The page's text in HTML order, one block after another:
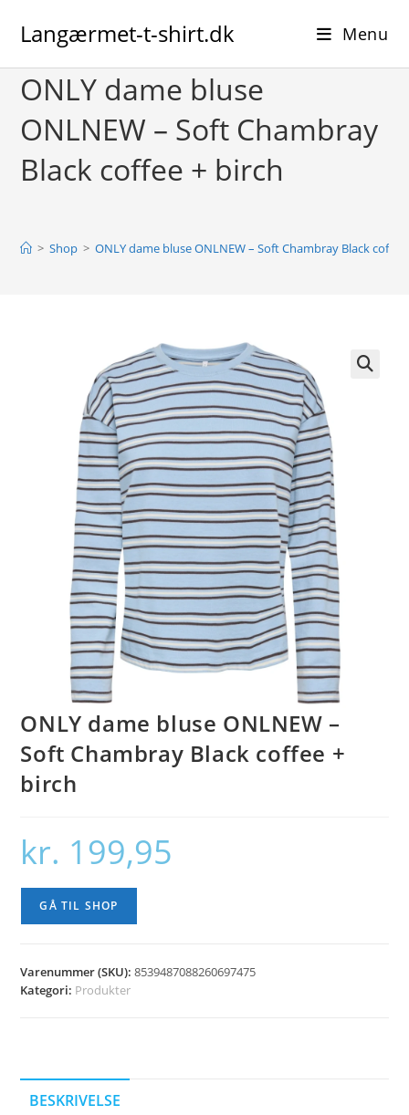
Langærmet-t-shirt.dk Menu
ONLY dame bluse
ONLNEW – Soft Chambray
Black coffee + birch
> Shop > ONLY dame bluse ONLNEW – Soft Chambray Black
ONLY dame bluse ONLNEW –
Soft Chambray Black coffee +
birch
kr. 199,95
GÅ TIL SHOP
Varenummer (SKU):8539487088260697475
Kategori: Produkter
BESKRIVELSE